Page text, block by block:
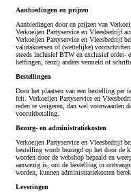
Aanbiedingen en prijzen
Aanbiedingen door en prijzen van
Verkoeijen Partyservice en Vleesbedrijf
Verkoeijen Partyservice en Vleesbedrijf
valutakoersen of (wettelijke)
steeds inclusief BTW en exclusief order-
heffingen, tenzij anders vermeld of
Bestellingen
Door het plaatsen van een bestelling per
feit. Verkoeijen Partyservice en
reden te weigeren, dan wel voorwaarden
vooruitbetaling.
Bezorg- en administratiekosten
Verkoeijen Partyservice en Vleesbedrijf
bestelling wordt bezorgd op het door de
worden door de webshop bepaald en
aanwezig is, om de bestelling in
worden, kunnen administratiekosten
Leveringen